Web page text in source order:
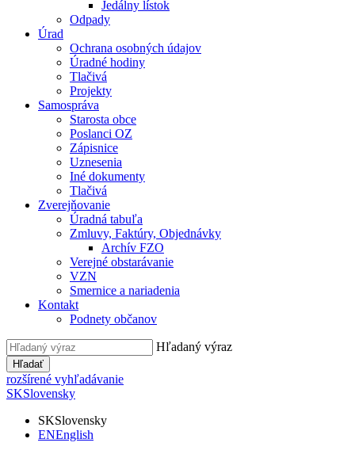
Jedálny lístok
Odpady
Úrad
Ochrana osobných údajov
Úradné hodiny
Tlačivá
Projekty
Samospráva
Starosta obce
Poslanci OZ
Zápisnice
Uznesenia
Iné dokumenty
Tlačivá
Zverejňovanie
Úradná tabuľa
Zmluvy, Faktúry, Objednávky
Archív FZO
Verejné obstarávanie
VZN
Smernice a nariadenia
Kontakt
Podnety občanov
Hľadaný výraz
Hľadať
rozšírené vyhľadávanie
SKSlovensky
SKSlovensky
ENEnglish